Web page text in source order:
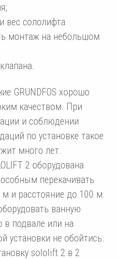
вес сололифта
монтаж на небольшом
GRUNDFOS хорошо
качеством. При
и соблюдении
по установке такое
много лет.
2 оборудована
перекачивать
и расстояние до 100 м.
ванную
в подвале или на
установки не обойтись.
sololift 2 в 2